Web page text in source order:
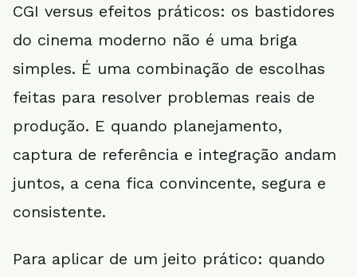
CGI versus efeitos práticos: os bastidores
do cinema moderno não é uma briga
simples. É uma combinação de escolhas
feitas para resolver problemas reais de
produção. E quando planejamento,
captura de referência e integração andam
juntos, a cena fica convincente, segura e
consistente.
Para aplicar de um jeito prático: quando